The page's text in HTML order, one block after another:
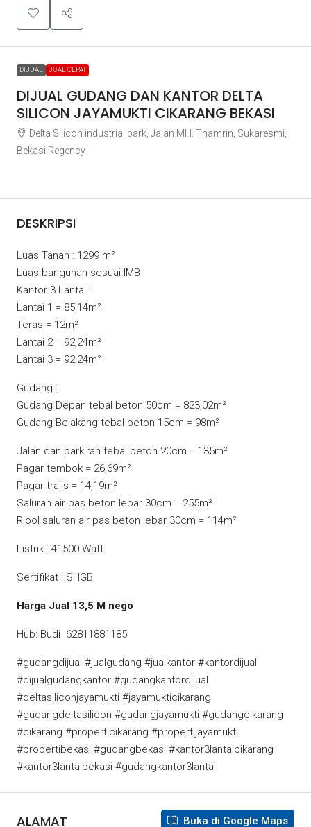
DIJUAL JUAL CEPAT
DIJUAL GUDANG DAN KANTOR DELTA
SILICON JAYAMUKTI CIKARANG BEKASI
Delta Silicon industrial park, Jalan MH. Thamrin, Sukaresmi,
Bekasi Regency
DESKRIPSI
Luas Tanah : 1299 m²
Luas bangunan sesuai IMB
Kantor 3 Lantai :
Lantai 1 = 85,14m²
Teras = 12m²
Lantai 2 = 92,24m²
Lantai 3 = 92,24m²
Gudang :
Gudang Depan tebal beton 50cm = 823,02m²
Gudang Belakang tebal beton 15cm = 98m²
Jalan dan parkiran tebal beton 20cm = 135m²
Pagar tembok = 26,69m²
Pagar tralis = 14,19m²
Saluran air pas beton lebar 30cm = 255m²
Riool saluran air pas beton lebar 30cm = 114m²
Listrik : 41500 Watt
Sertifikat : SHGB
Harga Jual 13,5 M nego
Hub: Budi 62811881185
#gudangdijual #jualgudang #jualkantor #kantordijual
#dijualgudangkantor #gudangkantordijual
#deltasiliconjayamukti #jayamukticikarang
#gudangdeltasilicon #gudangjayamukti #gudangcikarang
#cikarang #properticikarang #propertijayamukti
#propertibekasi #gudangbekasi #kantor3lantaicikarang
#kantor3lantaibekasi #gudangkantor3lantai
ALAMAT Buka di Google Maps